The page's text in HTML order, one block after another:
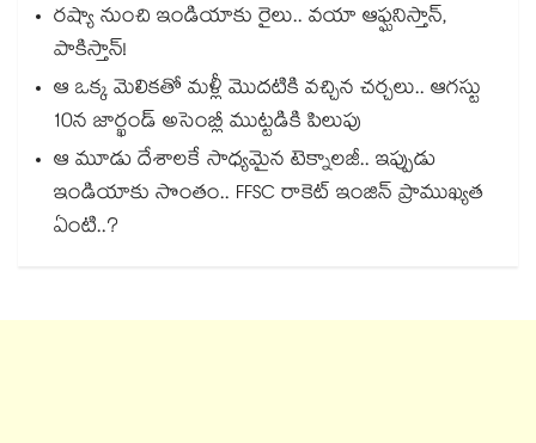
రష్యా నుంచి ఇండియాకు రైలు.. వయా ఆఫ్ఘనిస్తాన్,
పాకిస్తాన్!
ఆ ఒక్క మెలికతో మళ్లీ మొదటికి వచ్చిన చర్చలు.. ఆగస్టు
10న జార్ఖండ్ అసెంబ్లీ ముట్టడికి పిలుపు
ఆ మూడు దేశాలకే సాధ్యమైన టెక్నాలజీ.. ఇప్పుడు
ఇండియాకు సొంతం.. FFSC రాకెట్ ఇంజిన్ ప్రాముఖ్యత
ఏంటి..?